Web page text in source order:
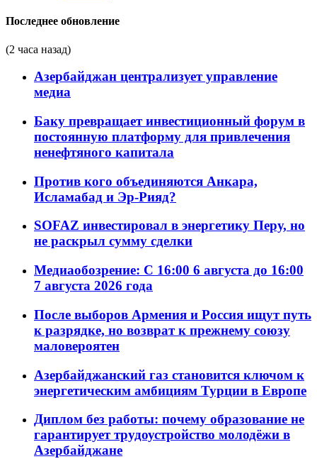
Последнее обновление
(2 часа назад)
Азербайджан централизует управление
медиа
Баку превращает инвестиционный форум в
постоянную платформу для привлечения
ненефтяного капитала
Против кого объединяются Анкара,
Исламабад и Эр-Рияд?
SOFAZ инвестировал в энергетику Перу, но
не раскрыл сумму сделки
Медиаобозрение: С 16:00 6 августа до 16:00
7 августа 2026 года
После выборов Армения и Россия ищут путь
к разрядке, но возврат к прежнему союзу
маловероятен
Азербайджанский газ становится ключом к
энергетическим амбициям Турции в Европе
Диплом без работы: почему образование не
гарантирует трудоустройство молодёжи в
Азербайджане